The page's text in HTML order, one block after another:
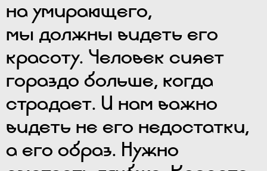
на умирающего,
мы должны видеть его
красоту. Человек сияет
гораздо больше, когда
страдает. И нам важно
видеть не его недостатки,
а его образ. Нужно